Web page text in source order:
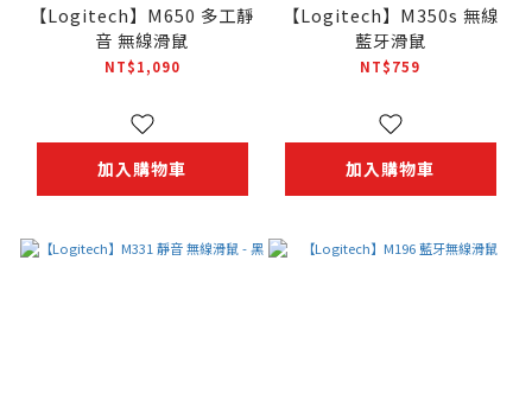
【Logitech】M650 多工靜
音 無線滑鼠
NT$1,090
加入購物車
【Logitech】M350s 無線
藍牙滑鼠
NT$759
加入購物車